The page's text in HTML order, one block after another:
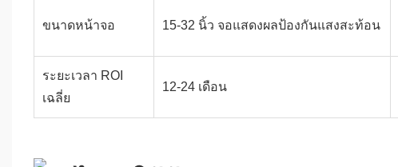
ขนาดหน้าจอ 15-32 นิ้ว จอแสดงผลป้องกันแสงสะท้อน
ระยะเวลา ROI
เฉลี่ย
12-24 เดือน